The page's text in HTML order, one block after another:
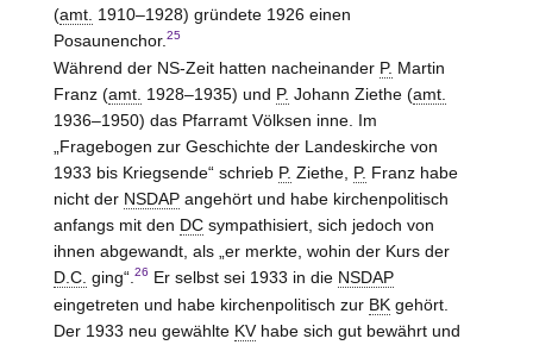
(amt. 1910–1928) gründete 1926 einen
Posaunenchor. 25
Während der NS-Zeit hatten nacheinander P. Martin
Franz (amt. 1928–1935) und P. Johann Ziethe (amt.
1936–1950) das Pfarramt Völksen inne. Im
„Fragebogen zur Geschichte der Landeskirche von
1933 bis Kriegsende“ schrieb P. Ziethe, P. Franz habe
nicht der NSDAPangehört und habe kirchenpolitisch
anfangs mit den DCsympathisiert, sich jedoch von
ihnen abgewandt, als „er merkte, wohin der Kurs der
D.C. ging“. 26 Er selbst sei 1933 in die NSDAP
eingetreten und habe kirchenpolitisch zur BKgehört.
Der 1933 neu gewählte KVhabe sich gut bewährt und